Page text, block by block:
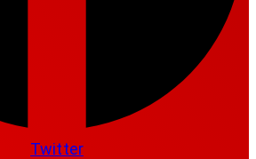
Twitter